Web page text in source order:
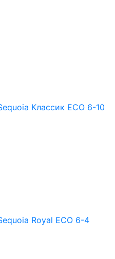
Классик ЕСО 6-10
Royal ЕСО 6-4